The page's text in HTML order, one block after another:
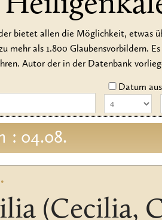
bietet allen die Möglichkeit, etwas
mehr als 1.800 Glaubensvorbildern.
Autor der in der Datenbank
Datum
: 04.08.
(Cecilia,